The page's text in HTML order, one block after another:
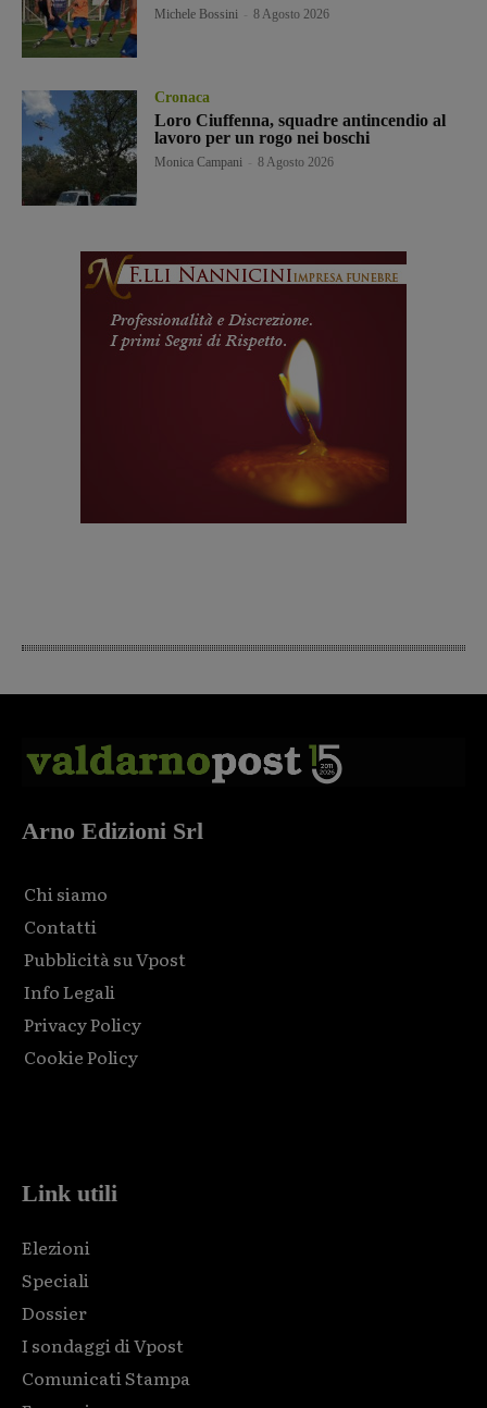
Michele Bossini 8 Agosto 2026
Cronaca
Loro Ciuffenna, squadre antincendio al
lavoro per un rogo nei boschi
Monica Campani 8 Agosto 2026
Arno Edizioni Srl
Chi siamo
Contatti
Pubblicità su Vpost
Info Legali
Privacy Policy
Cookie Policy
Link utili
Elezioni
Speciali
Dossier
I sondaggi di Vpost
Comunicati Stampa